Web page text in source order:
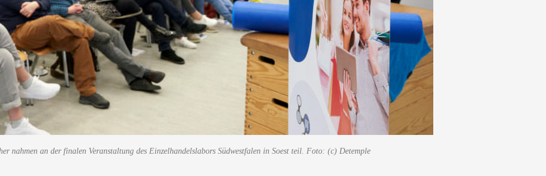
nahmen an der finalen Veranstaltung des Einzelhandelslabors Südwestfalen in Soest teil. Foto: (c) Detemple